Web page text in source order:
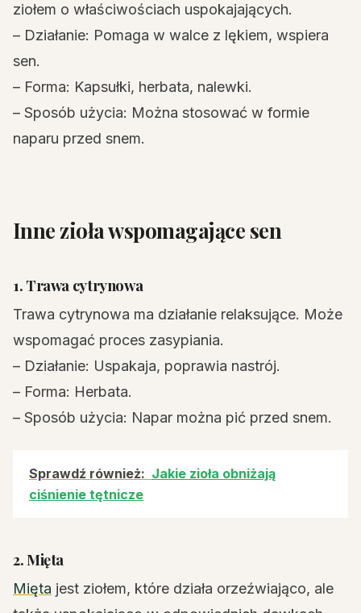
ziołem o właściwościach uspokajających.
– Działanie: Pomaga w walce z lękiem, wspiera
sen.
– Forma: Kapsułki, herbata, nalewki.
– Sposób użycia: Można stosować w formie
naparu przed snem.
Inne zioła wspomagające sen
1. Trawa cytrynowa
Trawa cytrynowa ma działanie relaksujące. Może
wspomagać proces zasypiania.
– Działanie: Uspakaja, poprawia nastrój.
– Forma: Herbata.
– Sposób użycia: Napar można pić przed snem.
Sprawdź również: Jakie zioła obniżają
ciśnienie tętnicze
2. Mięta
Mięta jest ziołem, które działa orzeźwiająco, ale